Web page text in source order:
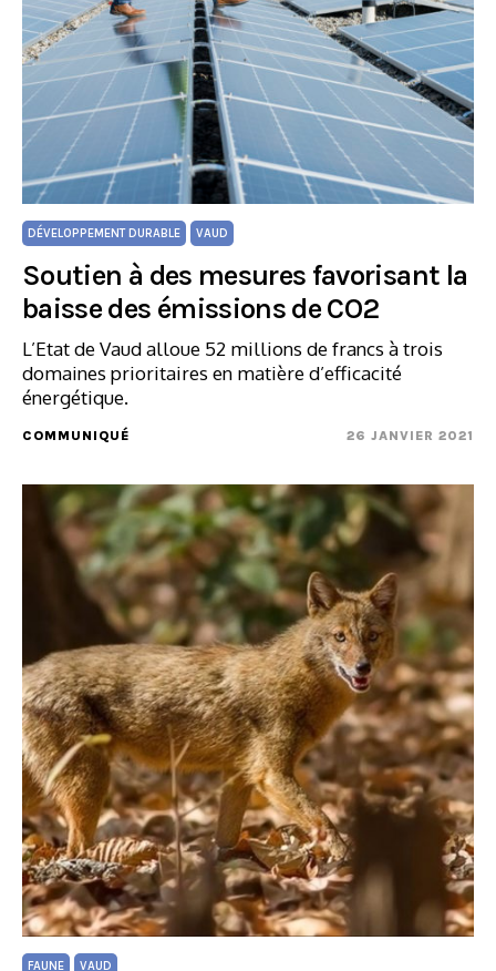
DÉVELOPPEMENT DURABLE VAUD
Soutien à des mesures favorisant la
baisse des émissions de CO2
L’Etat de Vaud alloue 52 millions de francs à trois
domaines prioritaires en matière d’efficacité
énergétique.
COMMUNIQUÉ 26 JANVIER 2021
FAUNE VAUD